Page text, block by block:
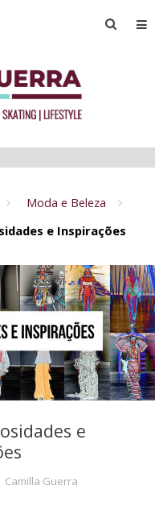
Moda e Beleza
e Inspirações
e
Camilla Guerra